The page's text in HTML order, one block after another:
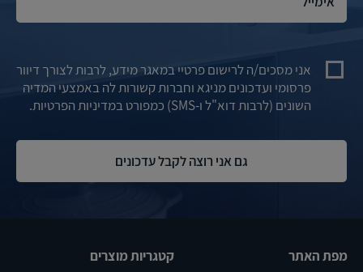
אני מסכים/ה לרישום פרטיי במאגר מידע, לרבות לצורך דיוור
פרסומי ועדכונים מניגא וחברות קשורות לה באמצעי המדיה
השונים (לרבות דוא"ל ו-SMS) כמפורט במדיניות הפרטיות.
מפת האתר
קטגריות מוצרים